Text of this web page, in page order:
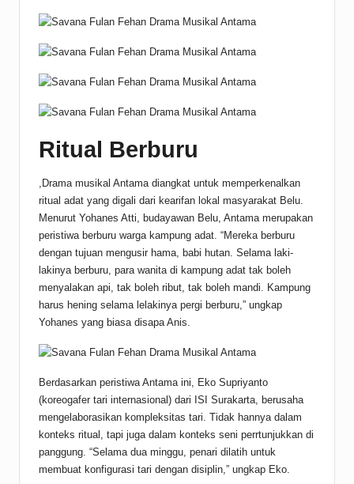
Ritual Berburu
,Drama musikal Antama diangkat untuk memperkenalkan
ritual adat yang digali dari kearifan lokal masyarakat Belu.
Menurut Yohanes Atti, budayawan Belu, Antama merupakan
peristiwa berburu warga kampung adat. “Mereka berburu
dengan tujuan mengusir hama, babi hutan. Selama laki-
lakinya berburu, para wanita di kampung adat tak boleh
menyalakan api, tak boleh ribut, tak boleh mandi. Kampung
harus hening selama lelakinya pergi berburu,” ungkap
Yohanes yang biasa disapa Anis.
Berdasarkan peristiwa Antama ini, Eko Supriyanto
(koreogafer tari internasional) dari ISI Surakarta, berusaha
mengelaborasikan kompleksitas tari. Tidak hannya dalam
konteks ritual, tapi juga dalam konteks seni perrtunjukkan di
panggung. “Selama dua minggu, penari dilatih untuk
membuat konfigurasi tari dengan disiplin,” ungkap Eko.